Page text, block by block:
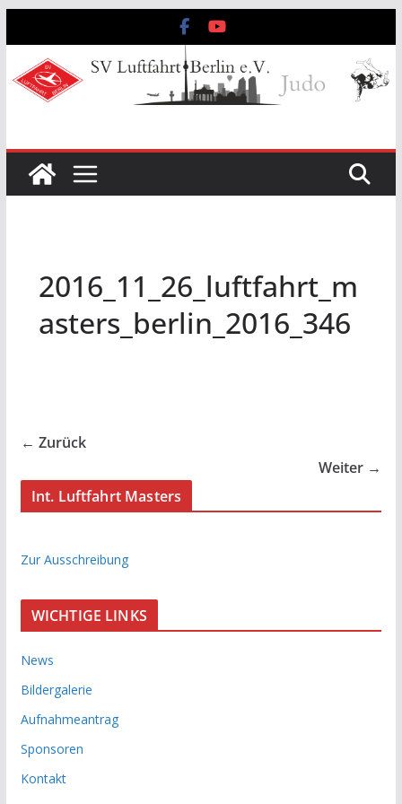
Inhalt
springen
2016_11_26_luftfahrt_m
asters_berlin_2016_346
← Zurück
Weiter →
Int. Luftfahrt Masters
Zur Ausschreibung
WICHTIGE LINKS
News
Bildergalerie
Aufnahmeantrag
Sponsoren
Kontakt